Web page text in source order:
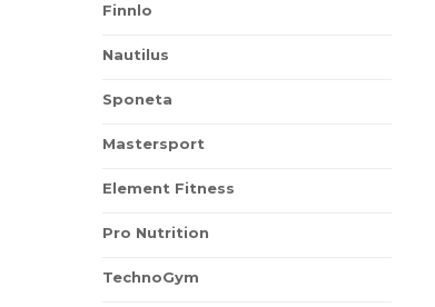
Finnlo
Nautilus
Sponeta
Mastersport
Element Fitness
Pro Nutrition
TechnoGym